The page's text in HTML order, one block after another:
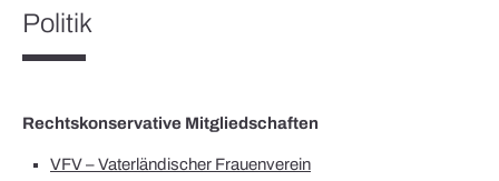
Politik
Rechtskonservative Mitgliedschaften
VFV – Vaterländischer Frauenverein